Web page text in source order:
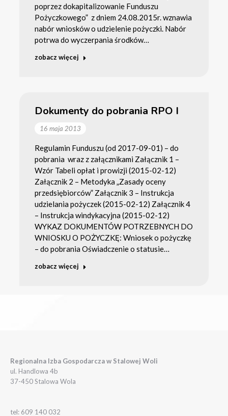
poprzez dokapitalizowanie Funduszu
Pożyczkowego” z dniem 24.08.2015r. wznawia
nabór wniosków o udzielenie pożyczki. Nabór
potrwa do wyczerpania środków…
zobacz więcej
Dokumenty do pobrania RPO I
16 maja 2013
Regulamin Funduszu (od 2017-09-01) – do
pobrania wraz z załącznikami Załącznik 1 –
Wzór Tabeli opłat i prowizji (2015-02-12)
Załącznik 2 – Metodyka „Zasady oceny
przedsiębiorców” Załącznik 3 – Instrukcja
udzielania pożyczek (2015-02-12) Załącznik 4
– Instrukcja windykacyjna (2015-02-12)
WYKAZ DOKUMENTÓW POTRZEBNYCH DO
WNIOSKU O POŻYCZKĘ: Wniosek o pożyczkę
– do pobrania Oświadczenie o statusie…
zobacz więcej
Regionalna Izba Gospodarcza w Stalowej Woli
ul. Handlowa 4b
37-450 Stalowa Wola
tel: 609 140 032